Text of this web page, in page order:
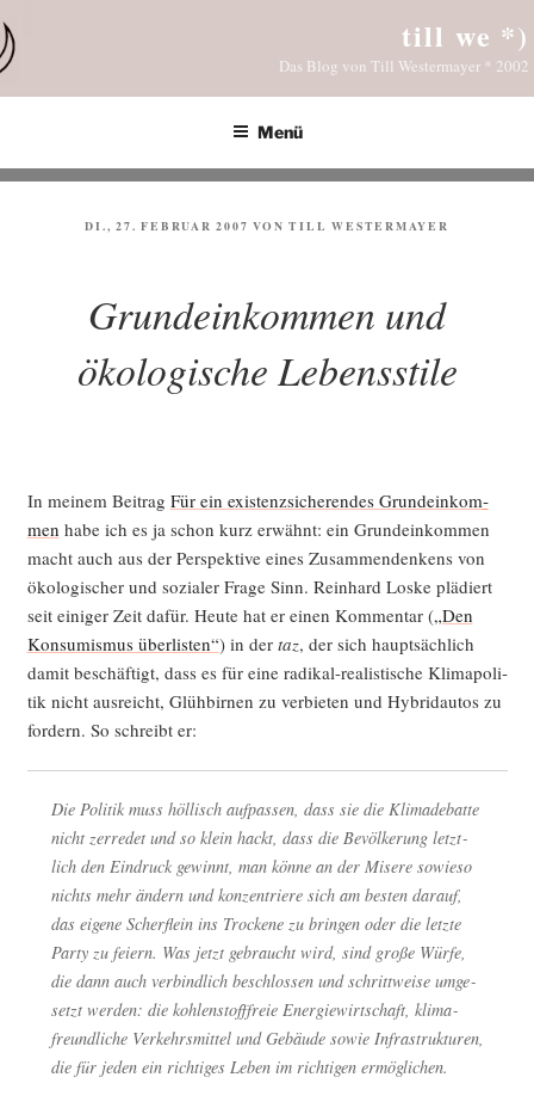
Inhalt
springen
till we *)
Das Blog von Till Westermayer * 2002
Menü
VERÖFFENTLICHT
DI., 27. FEBRUAR 2007 VONTILL WESTERMAYER
Grundeinkommen und
ökologische Lebensstile
In mei­nem Bei­trag Für ein exis­tenz­si­che­ren­des Grund­ein­kom­
men habe ich es ja schon kurz erwähnt: ein Grund­ein­kom­men
macht auch aus der Per­spek­ti­ve eines Zusam­men­den­kens von
öko­lo­gi­scher und sozia­ler Fra­ge Sinn. Rein­hard Los­ke plä­diert
seit eini­ger Zeit dafür. Heu­te hat er einen Kom­men­tar („Den
Kon­su­mis­mus über­lis­ten“) in der taz, der sich haupt­säch­lich
damit beschäf­tigt, dass es für eine radi­kal-rea­lis­ti­sche Kli­ma­po­li­
tik nicht aus­reicht, Glüh­bir­nen zu ver­bie­ten und Hybrid­au­tos zu
for­dern. So schreibt er:
Die Poli­tik muss höl­lisch auf­pas­sen, dass sie die Kli­ma­de­bat­te
nicht zer­re­det und so klein hackt, dass die Bevöl­ke­rung letzt­
lich den Ein­druck gewinnt, man kön­ne an der Mise­re sowie­so
nichts mehr ändern und kon­zen­trie­re sich am bes­ten dar­auf,
das eige­ne Scherf­lein ins Tro­cke­ne zu brin­gen oder die letz­te
Par­ty zu fei­ern. Was jetzt gebraucht wird, sind gro­ße Wür­fe,
die dann auch ver­bind­lich beschlos­sen und schritt­wei­se umge­
setzt wer­den: die koh­len­stoff­freie Ener­gie­wirt­schaft, kli­ma­
freund­li­che Ver­kehrs­mit­tel und Gebäu­de sowie Infra­struk­tu­ren,
die für jeden ein rich­ti­ges Leben im rich­ti­gen ermöglichen.